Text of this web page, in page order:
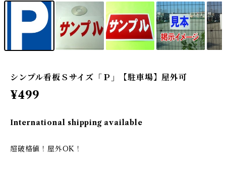
シンプル看板Ｓサイズ「Ｐ」【駐車場】屋外可
¥499
International shipping available
超破格値！屋外OK！